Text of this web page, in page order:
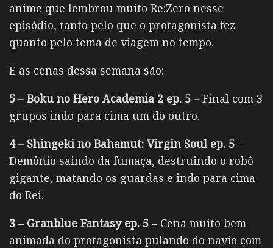
anime que lembrou muito Re:Zero nesse
episódio, tanto pelo que o protagonista fez
quanto pelo tema de viagem no tempo.
E as cenas dessa semana são:
5 – Boku no Hero Academia 2 ep. 5 –Final com 3
grupos indo para cima um do outro.
4 – Shingeki no Bahamut: Virgin Soul ep. 5 –
Demônio saindo da fumaça, destruindo o robô
gigante, matando os guardas e indo para cima
do Rei.
3 – Granblue Fantasy ep. 5 – Cena muito bem
animada do protagonista pulando do navio com